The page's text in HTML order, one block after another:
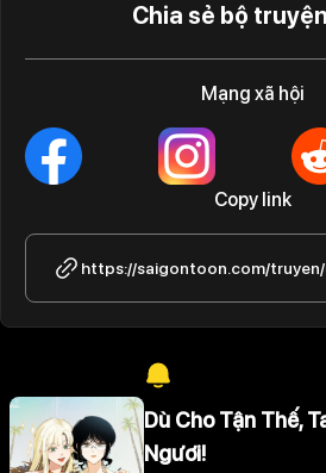
Chia sẻ bộ
Mạng xã hội
Copy link
Dù Cho Tận Thế,
Ngươi!